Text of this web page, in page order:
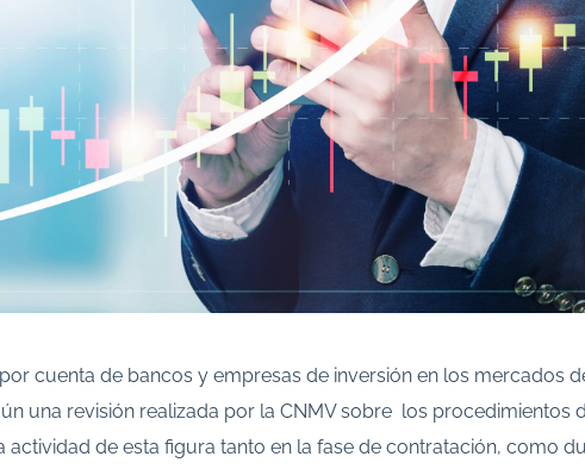
cuenta de bancos y empresas de inversión en los mercados
una revisión realizada por la CNMV sobre los procedimientos
de esta figura tanto en la fase de contratación, como